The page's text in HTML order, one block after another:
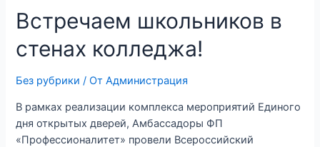
Встречаем школьников в
стенах колледжа!
Без рубрики / От Администрация
В рамках реализации комплекса мероприятий Единого
дня открытых дверей, Амбассадоры ФП
«Профессионалитет» провели Всероссийский